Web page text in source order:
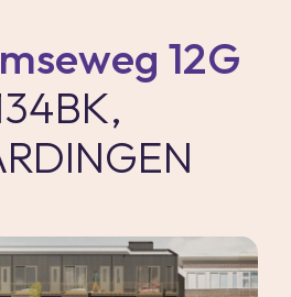
home
over ons
contact
inloggen
12G